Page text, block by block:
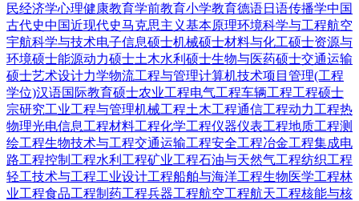
民经济学心理健康教育学前教育小学教育德语日语传播学中国
古代史中国近现代史马克思主义基本原理环境科学与工程航空
宇航科学与技术电子信息硕士机械硕士材料与化工硕士资源与
环境硕士能源动力硕士土木水利硕士生物与医药硕士交通运输
硕士艺术设计力学物流工程与管理计算机技术项目管理(工程
学位)汉语国际教育硕士农业工程电气工程车辆工程工程硕士
宗研究工业工程与管理机械工程土木工程通信工程动力工程热
物理光电信息工程材料工程化学工程仪器仪表工程地质工程测
绘工程生物技术与工程交通运输工程安全工程冶金工程集成电
路工程控制工程水利工程矿业工程石油与天然气工程纺织工程
轻工技术与工程工业设计工程船舶与海洋工程生物医学工程林
业工程食品工程制药工程兵器工程航空工程航天工程核能与核